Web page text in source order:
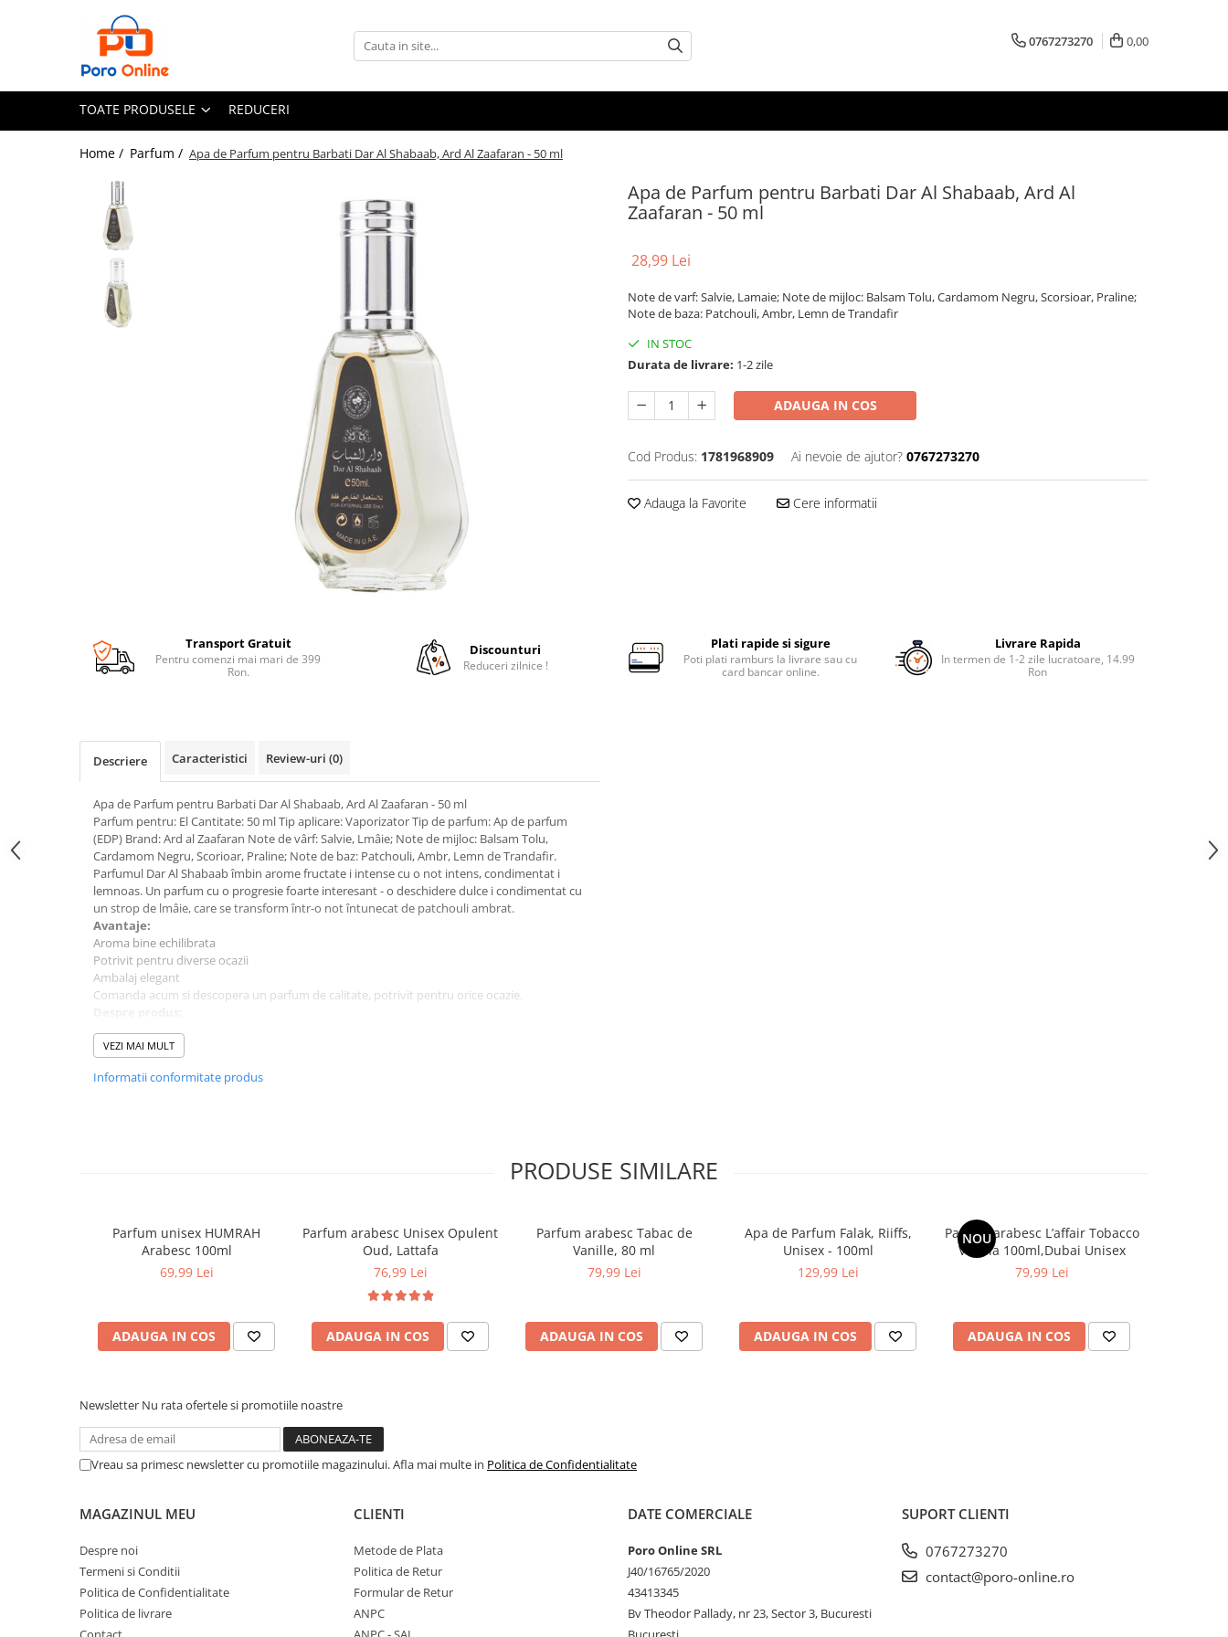
Toate Produsele
Parfum Unisex
Parfumuri Arabesti
Parfum tip fiola
0767273270 0,00
TOATE PRODUSELE REDUCERI
Home / Parfum / Apa de Parfum pentru Barbati Dar Al Shabaab, Ard Al Zaafaran - 50 ml
Apa de Parfum pentru Barbati Dar Al Shabaab, Ard Al
Zaafaran - 50 ml
28,99 Lei
Note de varf: Salvie, Lamaie; Note de mijloc: Balsam Tolu, Cardamom Negru, Scorsioar, Praline;
Note de baza: Patchouli, Ambr, Lemn de Trandafir
IN STOC
Durata de livrare: 1-2 zile
ADAUGA IN COS
Cod Produs: 1781968909 Ai nevoie de ajutor? 0767273270
Adauga la Favorite Cere informatii
Transport Gratuit
Pentru comenzi mai mari de 399
Ron.
Discounturi
Reduceri zilnice !
Plati rapide si sigure
Poti plati ramburs la livrare sau cu
card bancar online.
Livrare Rapida
In termen de 1-2 zile lucratoare, 14.99
Ron
Descriere Caracteristici Review-uri (0)
Apa de Parfum pentru Barbati Dar Al Shabaab, Ard Al Zaafaran - 50 ml
Parfum pentru: El Cantitate: 50 ml Tip aplicare: Vaporizator Tip de parfum: Ap de parfum
(EDP) Brand: Ard al Zaafaran Note de vârf: Salvie, Lmâie; Note de mijloc: Balsam Tolu,
Cardamom Negru, Scorioar, Praline; Note de baz: Patchouli, Ambr, Lemn de Trandafir.
Parfumul Dar Al Shabaab îmbin arome fructate i intense cu o not intens, condimentat i
lemnoas. Un parfum cu o progresie foarte interesant - o deschidere dulce i condimentat cu
un strop de lmâie, care se transform într-o not întunecat de patchouli ambrat.
Avantaje:
Aroma bine echilibrata
Potrivit pentru diverse ocazii
Ambalaj elegant
Comanda acum si descopera un parfum de calitate, potrivit pentru orice ocazie.
Parfum pentru: Barbati
Cantitate: 50 ml
Brand: Ard Al Zaafaran
VEZI MAI MULT
Informatii conformitate produs
PRODUSE SIMILARE
Parfum unisex HUMRAH
Arabesc 100ml
69,99 Lei
ADAUGA IN COS
Parfum arabesc Unisex Opulent
Oud, Lattafa
76,99 Lei
ADAUGA IN COS
Parfum arabesc Tabac de
Vanille, 80 ml
79,99 Lei
ADAUGA IN COS
Apa de Parfum Falak, Riiffs,
Unisex - 100ml
129,99 Lei
ADAUGA IN COS
NOU
Parfum arabesc L’affair Tobacco
Vanilla 100ml,Dubai Unisex
79,99 Lei
ADAUGA IN COS
Newsletter Nu rata ofertele si promotiile noastre
Vreau sa primesc newsletter cu promotiile magazinului. Afla mai multe in Politica de Confidentialitate
MAGAZINUL MEU
Despre noi
Termeni si Conditii
Politica de Confidentialitate
Politica de livrare
CLIENTI
Metode de Plata
Politica de Retur
Formular de Retur
ANPC
DATE COMERCIALE
Poro Online SRL
J40/16765/2020
43413345
Bv Theodor Pallady, nr 23, Sector 3, Bucuresti
SUPORT CLIENTI
0767273270
contact@poro-online.ro